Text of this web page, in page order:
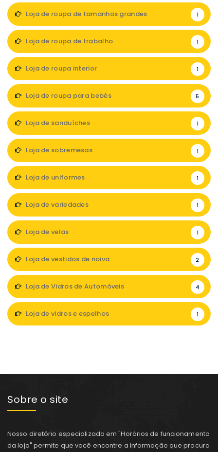
Loja de roupa de tamanhos grandes 1
Loja de roupa de trabalho 1
Loja de roupa interior 1
Loja de roupa para bebés 5
Loja de sanduíches 1
Loja de sobremesas 1
Loja de uniformes 1
Loja de variedades 1
Loja de velas 1
Loja de vestidos de noiva 2
Loja de Vidros de Automóveis 4
Loja de vidros e espelhos 1
Sobre o site
Nosso diretório especializado em "Horários de funcionamento
da loja" permite que você encontre a informação que procura